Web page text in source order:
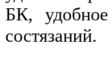
БК, удобное
состязаний.